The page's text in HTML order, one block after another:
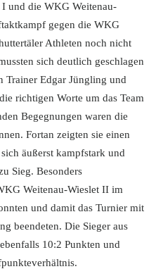
und die WKG Weitenau-
gegen die WKG
Athleten noch nicht
sich deutlich geschlagen
Trainer Edgar Jüngling und
richtigen Worte um das Team
Begegnungen waren die
Fortan zeigten sie einen
äußerst kampfstark und
Sieg. Besonders
Weitenau-Wieslet II im
und damit das Turnier mit
beendeten. Die Sieger aus
10:2 Punkten und